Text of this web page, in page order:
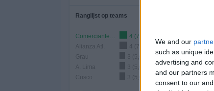
We and our
such as unique
advertising and
and our partners
consent to our
Ranglijst op teams
Comerciantes Unidos
4 (7,55%)
Alianza Atl.
4 (7,55%)
Grau
3 (5,66%)
A. Lima
3 (5,66%)
Cusco
3 (5,66%)